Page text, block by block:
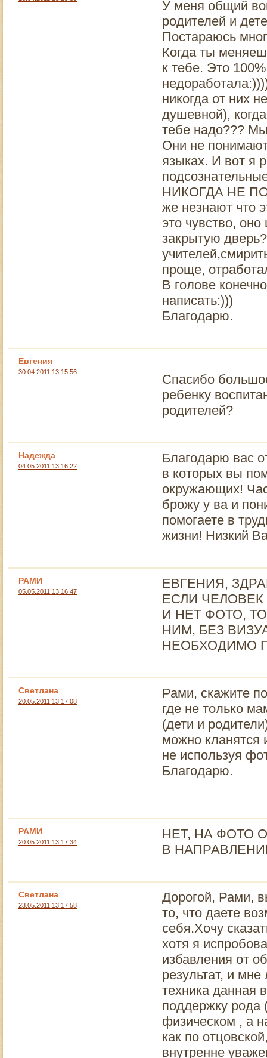
У меня общий
родителей и
Постараюсь
Когда ты
к тебе. Это
никогда от них
душевной),
тебе надо???
Они не
языках. И вот я
НИКОГДА НЕ
же незнают что
это чувство,
закрытую
проще,
В голове
написать:)))
Благодарю.
Евгения
30.04.2011 13:15:56
Cпасибо
ребенку
родителей?
Надежда
04.05.2011 13:16:22
Благодарю вас
в которых вы
окружающих!
брожу у ва и
помогаете в
жизни! Низкий
РАМИ
05.05.2011 13:16:47
ЕВГЕНИЯ,
ЕСЛИ
И НЕТ ФОТО,
НИМ, БЕЗ
НЕОБХОДИМО
Светлана
20.05.2011 13:17:08
Рами, скажите
где не только
(дети и
можно кланятся
не используя
Благодарю.
РАМИ
20.05.2011 13:17:34
НЕТ, НА ФОТО
В
Светлана
23.05.2011 13:17:58
Дорогой, Рами,
то, что даете
себя.Хочу
хотя я
избавления от
результат, и
техника данная
поддержку
физическом , а
как по
внутренне